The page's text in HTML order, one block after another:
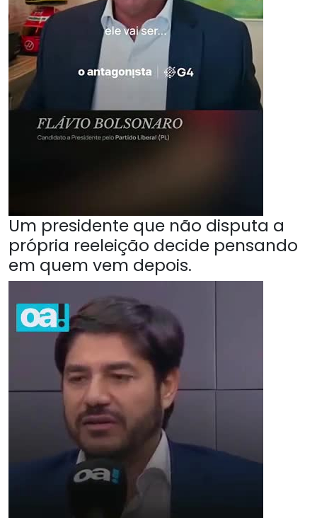
Um presidente que não disputa a
própria reeleição decide pensando
em quem vem depois.